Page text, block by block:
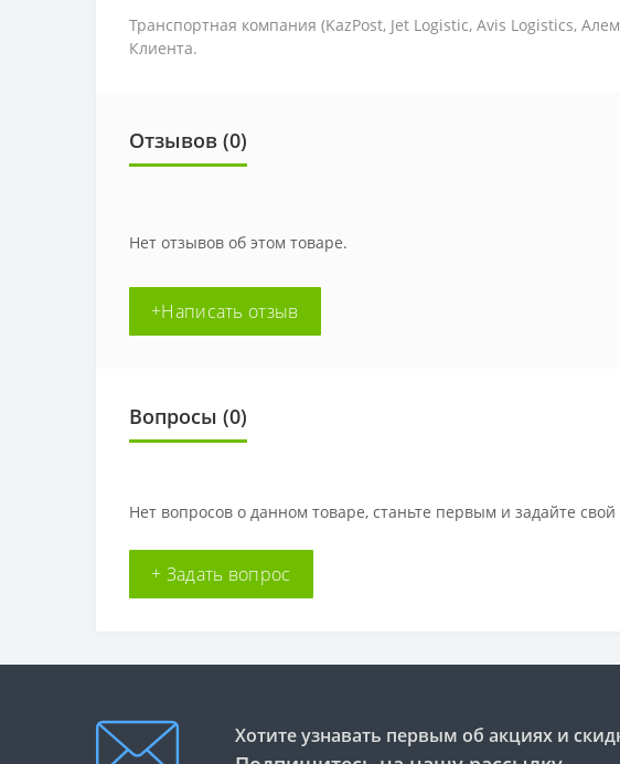
Транспортная компания (KazPost, Jet Logistic, Avis Logistics,
Клиента.
Отзывов (0)
Нет отзывов об этом товаре.
+Написать отзыв
Вопросы (0)
Нет вопросов о данном товаре, станьте первым и задайте свой
+ Задать вопрос
Хотите узнавать первым об акциях и